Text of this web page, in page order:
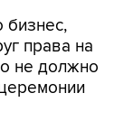
бизнес,
права на
не должно